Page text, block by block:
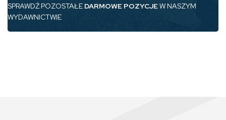
SPRAWDŹ POZOSTAŁE DARMOWE POZYCJEW NASZYM
WYDAWNICTWIE